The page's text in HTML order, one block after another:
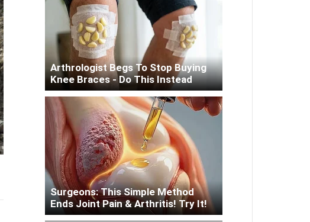
Arthrologist Begs To Stop Buying
Knee Braces - Do This Instead
Surgeons: This Simple Method
Ends Joint Pain & Arthritis! Try It!
Columbus: High Blood Sugar
Patients Are Quietly Using This
Liver Fix